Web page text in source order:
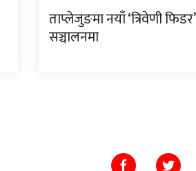
ताप्लेजुङमा नयाँ ‘त्रिवेणी फिडर’
सञ्चालनमा